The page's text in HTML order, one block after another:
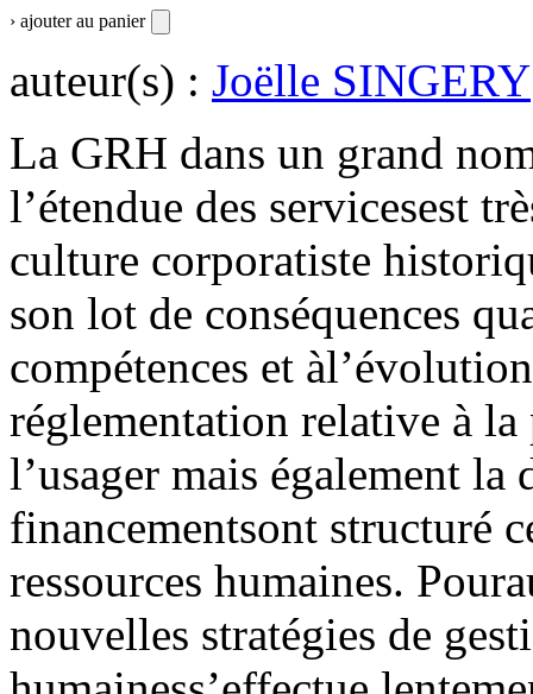
› ajouter au panier
auteur(s) : Joëlle SINGERY
La GRH dans un grand
l’étendue des servicesest
culture corporatiste
son lot de conséquences
compétences et
réglementation relative à la
l’usager mais également
financementsont structuré
ressources humaines.
nouvelles stratégies de